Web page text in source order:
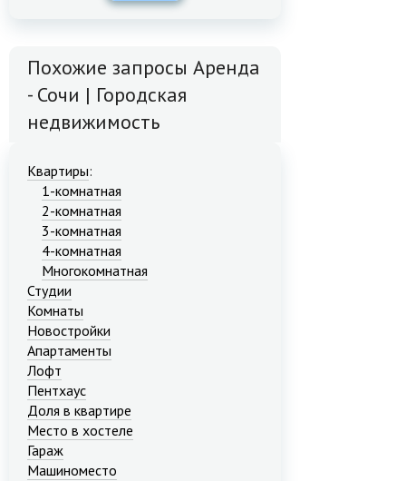
Похожие запросы Аренда
- Сочи | Городская
недвижимость
Квартиры:
1-комнатная
2-комнатная
3-комнатная
4-комнатная
Многокомнатная
Студии
Комнаты
Новостройки
Апартаменты
Лофт
Пентхаус
Доля в квартире
Место в хостеле
Гараж
Машиноместо